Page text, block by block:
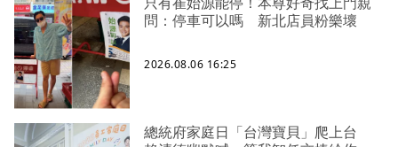
問：停車可以嗎 新北店員粉樂壞
2026.08.06 16:25
總統府家庭日「台灣寶貝」爬上台